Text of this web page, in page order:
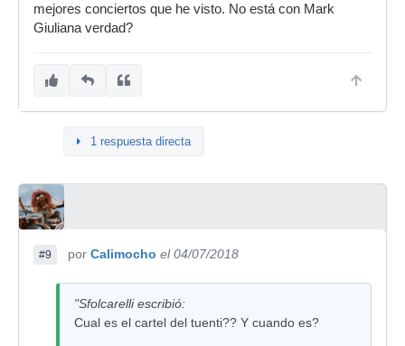
BRAD MEHLDAU TRÍO- 13 DE JULIO,
ANTONIO SERRANO “TOOTSOLOGY” – 20 DE
Buena música en un entorno fantástico. Saludos.
mejores conciertos que he visto. No está con Mark
Giuliana verdad?
1 respuesta directa
#9 por Calimocho el 04/07/2018
"Sfolcarelli escribió:
Cual es el cartel del tuenti?? Y cuando es?